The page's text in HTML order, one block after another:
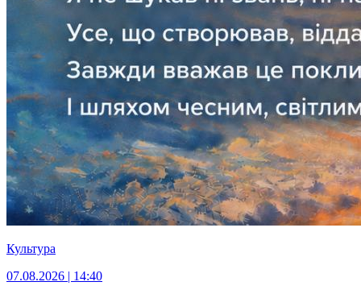
Культура
07.08.2026 | 14:40